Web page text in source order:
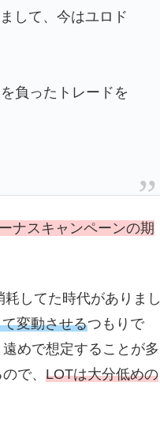
して、今はユロド
負ったトレードを
ナスキャンペーンの期
してた時代がありまし
変動させるつもりで
めで想定することが多
で、 LOTは大分低めの